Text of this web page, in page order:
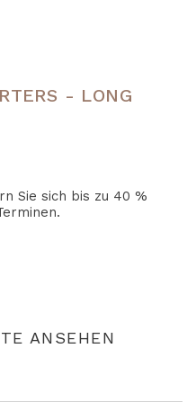
- LONG
Sie sich bis zu 40 %
ANSEHEN